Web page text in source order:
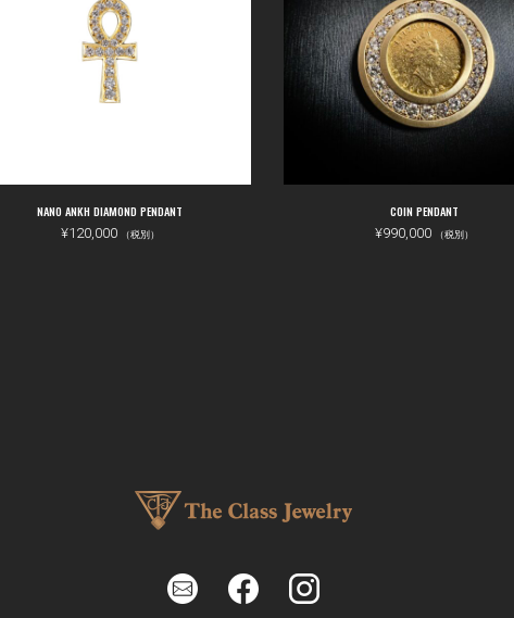
お買い物カゴに追加
NANO ANKH DIAMOND PENDANT
¥120,000 （税別）
お買い物カゴに追加
COIN PENDANT
¥990,000 （税別）